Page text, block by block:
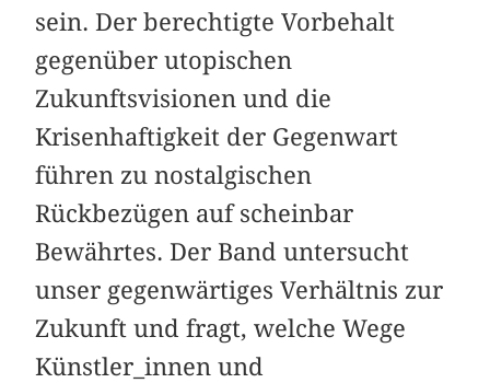
sein. Der berechtigte Vorbehalt
gegenüber utopischen
Zukunftsvisionen und die
Krisenhaftigkeit der Gegenwart
führen zu nostalgischen
Rückbezügen auf scheinbar
Bewährtes. Der Band untersucht
unser gegenwärtiges Verhältnis zur
Zukunft und fragt, welche Wege
Künstler_innen und